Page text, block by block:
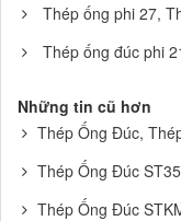
Thép ống phi 27,
Thép ống đúc phi
Những tin cũ hơn
Thép Ống Đúc,
Thép Ống Đúc
Thép Ống Đúc